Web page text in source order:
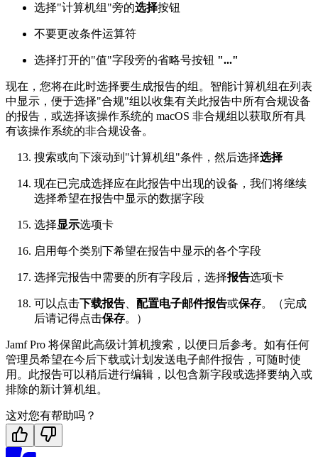
选择"计算机组"旁的选择按钮
不要更改条件运算符
选择打开的"值"字段旁的省略号按钮 "..."
现在，您将在此时选择要生成报告的组。智能计算机组在列表
中显示，便于选择"合规"组以收集有关此报告中所有合规设备
的报告，或选择该操作系统的 macOS 非合规组以获取所有具
有该操作系统的非合规设备。
搜索或向下滚动到"计算机组"条件，然后选择选择
现在已完成选择应在此报告中出现的设备，我们将继续
选择希望在报告中显示的数据字段
选择显示选项卡
启用每个类别下希望在报告中显示的各个字段
选择完报告中需要的所有字段后，选择报告选项卡
可以点击下载报告 配置电子邮件报告或保存。（完成
后请记得点击保存。）
Jamf Pro 将保留此高级计算机搜索，以便日后参考。如有任何
管理员希望在今后下载或计划发送电子邮件报告，可随时使
用。此报告可以稍后进行编辑，以包含新字段或选择要纳入或
排除的新计算机组。
这对您有帮助吗？